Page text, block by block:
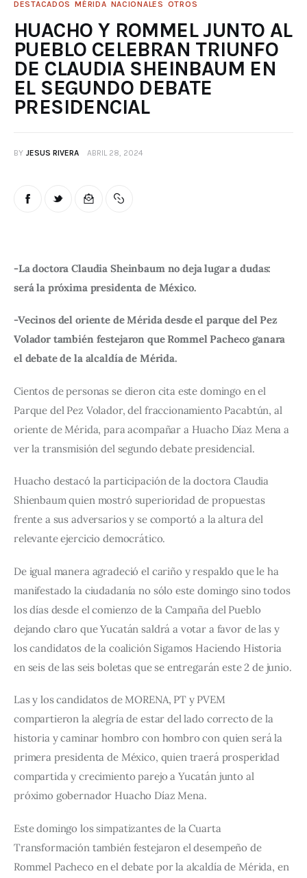
DESTACADOS MÉRIDA NACIONALES OTROS
HUACHO Y ROMMEL JUNTO AL
PUEBLO CELEBRAN TRIUNFO
DE CLAUDIA SHEINBAUM EN
EL SEGUNDO DEBATE
PRESIDENCIAL
BY JESUS RIVERA ABRIL 28, 2024
-La doctora Claudia Sheinbaum no deja lugar a dudas:
será la próxima presidenta de México.
-Vecinos del oriente de Mérida desde el parque del Pez
Volador también festejaron que Rommel Pacheco ganara
el debate de la alcaldía de Mérida.
Cientos de personas se dieron cita este domingo en el
Parque del Pez Volador, del fraccionamiento Pacabtún, al
oriente de Mérida, para acompañar a Huacho Díaz Mena a
ver la transmisión del segundo debate presidencial.
Huacho destacó la participación de la doctora Claudia
Shienbaum quien mostró superioridad de propuestas
frente a sus adversarios y se comportó a la altura del
relevante ejercicio democrático.
De igual manera agradeció el cariño y respaldo que le ha
manifestado la ciudadanía no sólo este domingo sino todos
los días desde el comienzo de la Campaña del Pueblo
dejando claro que Yucatán saldrá a votar a favor de las y
los candidatos de la coalición Sigamos Haciendo Historia
en seis de las seis boletas que se entregarán este 2 de junio.
Las y los candidatos de MORENA, PT y PVEM
compartieron la alegría de estar del lado correcto de la
historia y caminar hombro con hombro con quien será la
primera presidenta de México, quien traerá prosperidad
compartida y crecimiento parejo a Yucatán junto al
próximo gobernador Huacho Díaz Mena.
Este domingo los simpatizantes de la Cuarta
Transformación también festejaron el desempeño de
Rommel Pacheco en el debate por la alcaldía de Mérida, en